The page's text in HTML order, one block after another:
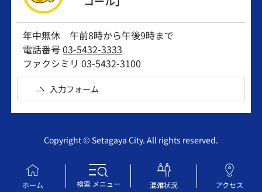
ホーム 検索メニュー 混雑状況 アクセス
年中無休 午前8時から午後9時まで
電話番号03-5432-3333
ファクシミリ 03-5432-3100
入力フォーム
Copyright © Setagaya City. All rights reserved.